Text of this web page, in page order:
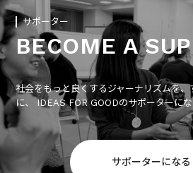
サポーター
BECOME A
社会をもっと良くするジャーナリズムを
に、 IDEAS FOR GOODのサポーターに
サポーターになる